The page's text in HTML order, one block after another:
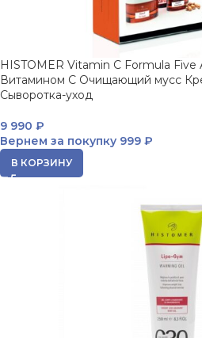
HISTOMER Vitamin C Formula
Витамином С Очищающий мусс
Сыворотка-уход
9 990 ₽
Вернем за покупку 999 ₽
В КОРЗИНУ